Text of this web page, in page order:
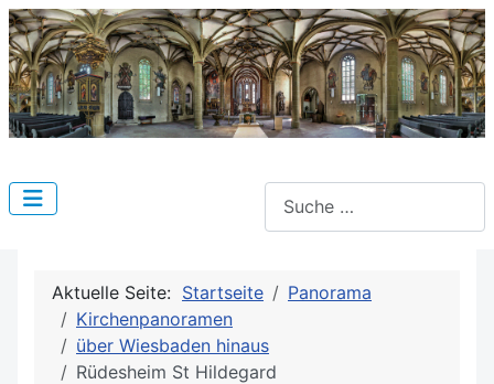
Aktuelle Seite: Startseite
Panorama
Kirchenpanoramen
über Wiesbaden hinaus
Rüdesheim St Hildegard